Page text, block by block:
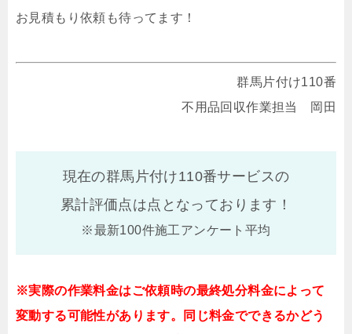
お見積もり依頼も待ってます！
群馬片付け110番
不用品回収作業担当 岡田
現在の群馬片付け110番サービスの
累計評価点は点となっております！
※最新100件施工アンケート平均
※実際の作業料金はご依頼時の最終処分料金によって
変動する可能性があります。同じ料金でできるかどう